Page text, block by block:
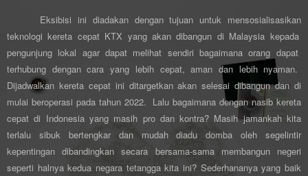
Eksibisi ini diadakan dengan tujuan untuk mensosialisasikan
teknologikereta cepat KTX yang akan dibangun di Malaysia kepada
pengunjung lokal agar dapat melihat sendiri bagaimana orang dapat
terhubung dengan cara yang lebih cepat, aman dan lebih nyaman.
Dijadwalkan kereta cepat ini ditargetkan akan selesai dibangun dan di
mulai beroperasi pada tahun 2022. Lalu bagaimana dengan nasib kereta
cepat di Indonesia yang masih pro dan kontra? Masih jamankah kita
terlalu sibuk bertengkar dan mudah diadu domba oleh segelintir
kepentingan dibandingkan secara bersama-sama membangun negeri
seperti halnya kedua negara tetangga kita ini? Sederhananya yang baik